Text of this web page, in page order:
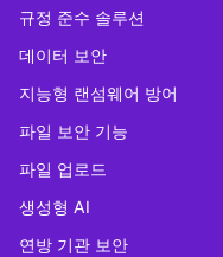
규정 준수 솔루션
데이터 보안
지능형 랜섬웨어 방어
파일 보안 기능
파일 업로드
생성형 AI
연방 기관 보안